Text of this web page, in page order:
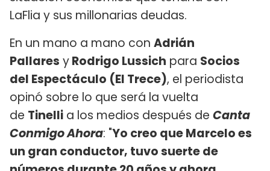
LaFlia y sus millonarias deudas.
En un mano a mano con Adrián
Pallares yRodrigo Lussich para Socios
del Espectáculo (El Trece), el periodista
opinó sobre lo que será la vuelta
de Tinelli a los medios después de Canta
Conmigo Ahora: "Yo creo que Marcelo es
un gran conductor, tuvo suerte de